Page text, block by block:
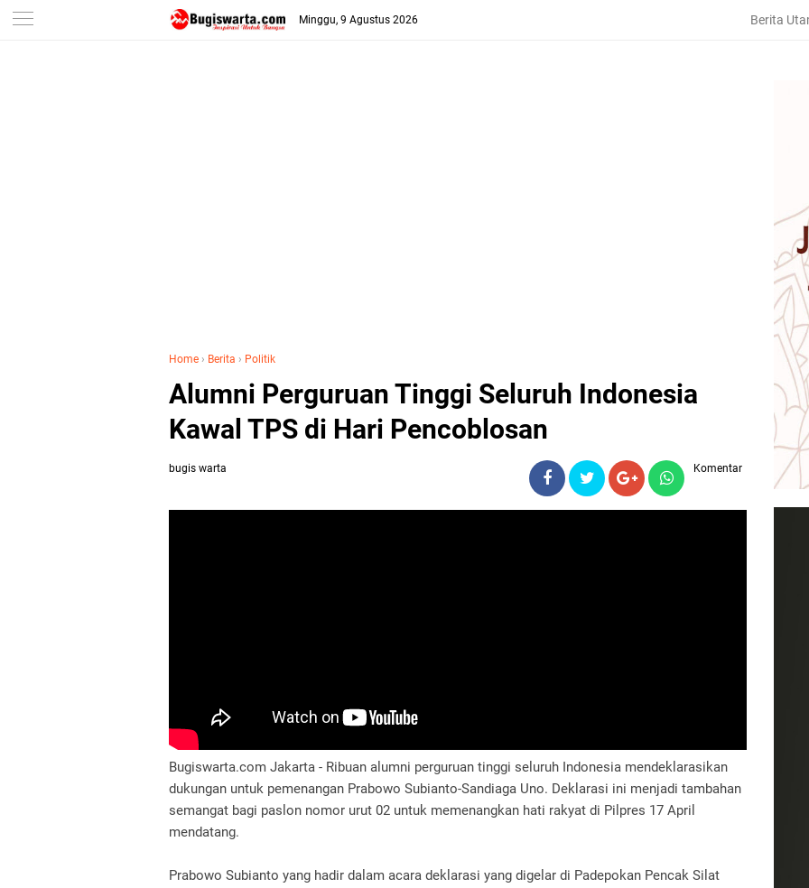
-->
Minggu, 9 Agustus 2026 Berita
Home › Berita › Politik
Alumni Perguruan Tinggi Seluruh Indonesia
Kawal TPS di Hari Pencoblosan
bugis warta Komentar
Bugiswarta.com Jakarta - Ribuan alumni perguruan tinggi seluruh Indonesia mendeklarasikan
dukungan untuk pemenangan Prabowo Subianto-Sandiaga Uno. Deklarasi ini menjadi tambahan
semangat bagi paslon nomor urut 02 untuk memenangkan hati rakyat di Pilpres 17 April
mendatang.
Prabowo Subianto yang hadir dalam acara deklarasi yang digelar di Padepokan Pencak Silat